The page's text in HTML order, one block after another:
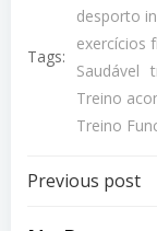
Tags:
desporto
exercícios
Saudável
Treino
Treino
Post
Previous post